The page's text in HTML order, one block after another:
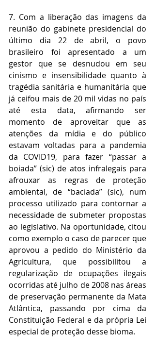
7. Com a liberação das imagens da
reunião do gabinete presidencial do
último dia 22 de abril, o povo
brasileiro foi apresentado a um
gestor que se desnudou em seu
cinismo e insensibilidade quanto à
tragédia sanitária e humanitária que
já ceifou mais de 20 mil vidas no país
até esta data, afirmando ser
momento de aproveitar que as
atenções da mídia e do público
estavam voltadas para a pandemia
da COVID19, para fazer “passar a
boiada” (sic) de atos infralegais para
afrouxar as regras de proteção
ambiental, de “baciada” (sic), num
processo utilizado para contornar a
necessidade de submeter propostas
ao legislativo. Na oportunidade, citou
como exemplo o caso de parecer que
aprovou a pedido do Ministério da
Agricultura, que possibilitou a
regularização de ocupações ilegais
ocorridas até julho de 2008 nas áreas
de preservação permanente da Mata
Atlântica, passando por cima da
Constituição Federal e da própria Lei
especial de proteção desse bioma.